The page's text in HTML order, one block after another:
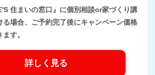
住まいの窓口』に個別相談or家づくり講
る場合、ご予約完了後にキャンペーン価格
す。
詳しく見る